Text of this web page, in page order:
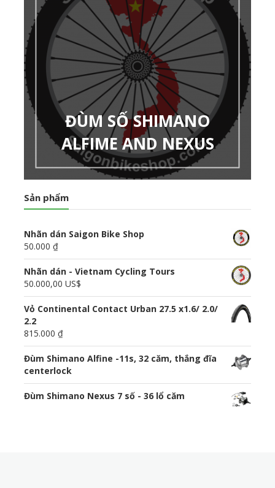
ĐÙM SỐ SHIMANO
ALFIME AND NEXUS
Sản phẩm
Nhãn dán Saigon Bike Shop
50.000 ₫
Nhãn dán - Vietnam Cycling Tours
50.000,00 US$
Vỏ Continental Contact Urban 27.5 x1.6/ 2.0/
2.2
815.000 ₫
Đùm Shimano Alfine -11s, 32 căm, thắng đĩa
centerlock
Đùm Shimano Nexus 7 số - 36 lổ căm